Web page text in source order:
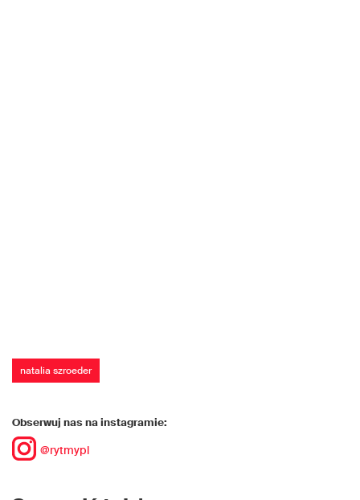
natalia szroeder
Obserwuj nas na instagramie:
@rytmypl